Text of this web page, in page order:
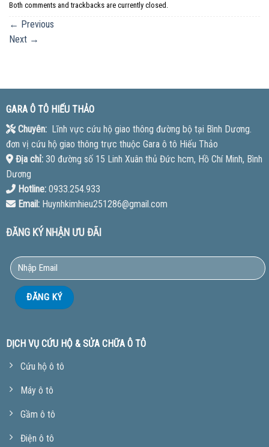
Both comments and trackbacks are currently closed.
← Previous
Next →
GARA Ô TÔ HIẾU THẢO
Chuyên:Lĩnh vực cứu hộ giao thông đường bộ tại Bình Dương.
đơn vị cứu hộ giao thông trực thuộc Gara ô tô Hiếu Thảo
Địa chỉ:30 đường số 15 Linh Xuân thủ Đức hcm, Hồ Chí Minh, Bình
Dương
Hotline:0933.254.933
Email:Huynhkimhieu251286@gmail.com
ĐĂNG KÝ NHẬN ƯU ĐÃI
DỊCH VỤ CỨU HỘ & SỬA CHỮA Ô TÔ
Cứu hộ ô tô
Máy ô tô
Gầm ô tô
Điện ô tô